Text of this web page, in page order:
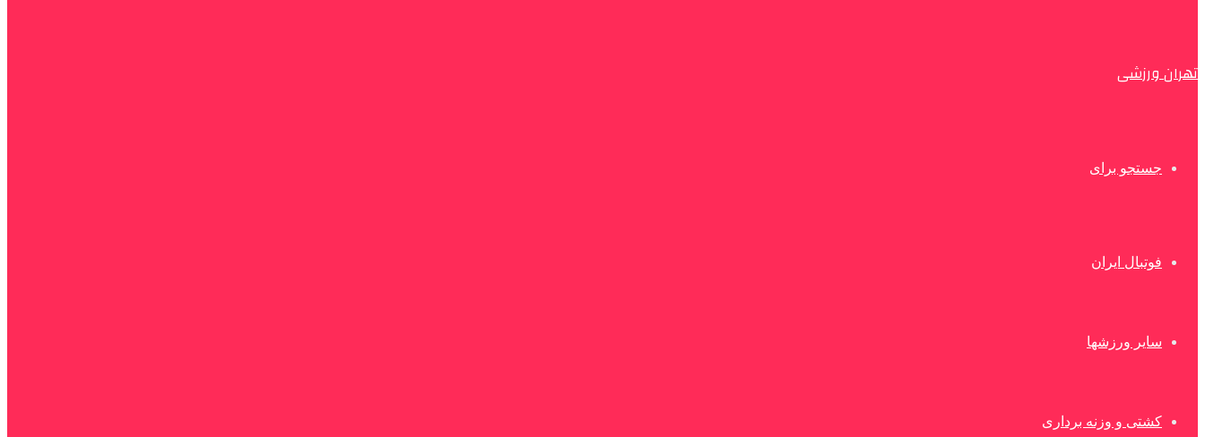
تهران ورزشی
جستجو برای
فوتبال ایران
سایر ورزشها
کشتی و وزنه برداری